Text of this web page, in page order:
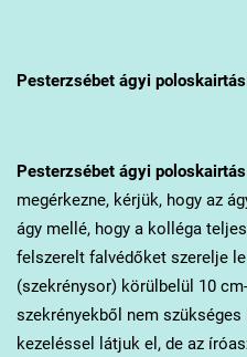
Pesterzsébetágyi
Pesterzsébetágyi
megérkezne, kérjük, hogy az
ágy mellé, hogy a kolléga
felszerelt falvédőket szerelje
(szekrénysor) körülbelül 10
szekrényekből nem
kezeléssel látjuk el, de az